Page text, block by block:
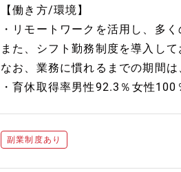
【働き方/環境】
・リモートワークを活用し、多
また、シフト勤務制度を導入し
なお、業務に慣れるまでの期間
・育休取得率男性92.3％女性
副業制度あり